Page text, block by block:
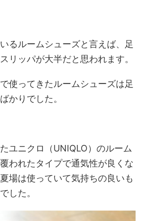
るルームシューズと言えば、足
リッパが大半だと思われます。
使ってきたルームシューズは足
かりでした。
ユニクロ（UNIQLO）のルーム
われたタイプで通気性が良くな
場は使っていて気持ちの良いも
した。